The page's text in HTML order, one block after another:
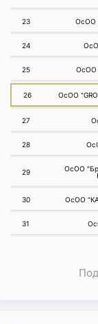
23 ОсОО
24
25 ОсОО
26 ОсОО
27
28
29
ОсОО
30 ОсОО
31